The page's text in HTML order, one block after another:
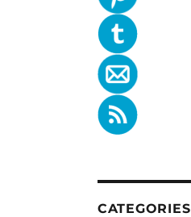
CATEGORIES